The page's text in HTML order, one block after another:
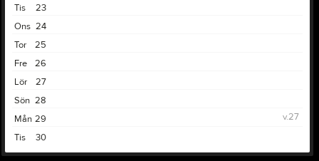
23
Tis
24
Ons
25
Tor
26
Fre
27
Lör
28
Sön
29
Mån
v.27
30
Tis